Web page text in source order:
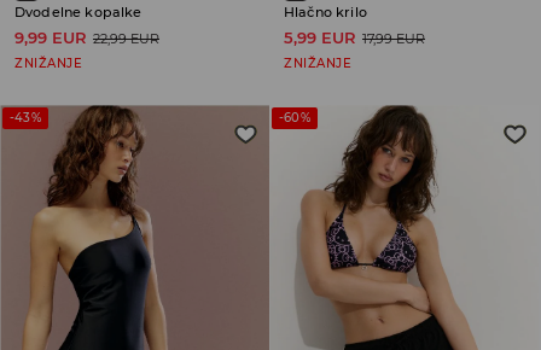
Dvodelne kopalke
9,99 EUR 22,99 EUR
ZNIŽANJE
Hlačno krilo
5,99 EUR 17,99 EUR
ZNIŽANJE
-43% -60%